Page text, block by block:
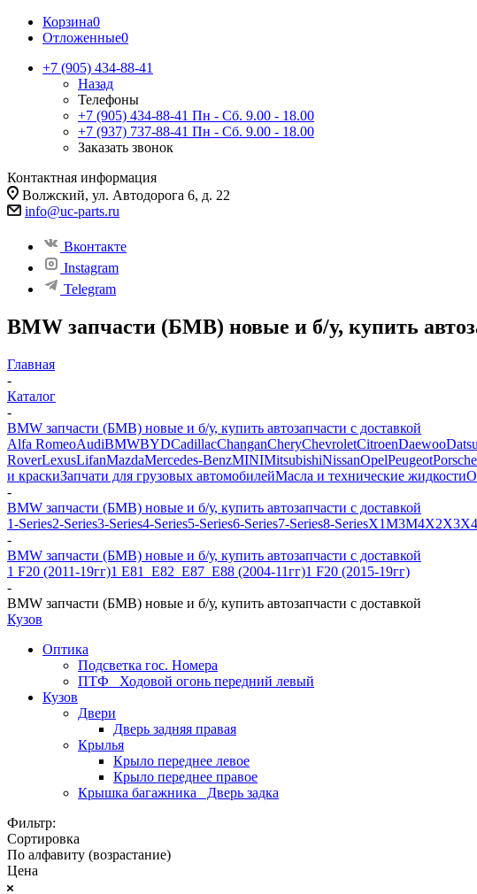
Корзина0
Отложенные0
+7 (905) 434-88-41
Назад
Телефоны
+7 (905) 434-88-41 Пн - Сб. 9.00 - 18.00
+7 (937) 737-88-41 Пн - Сб. 9.00 - 18.00
Заказать звонок
Контактная информация
Волжский, ул. Автодорога 6, д. 22
info@uc-parts.ru
Вконтакте
Instagram
Telegram
BMW запчасти (БМВ) новые и б/у, купить
Главная
-
Каталог
-
BMW запчасти (БМВ) новые и б/у, купить автозапчасти с доставкой
Alfa RomeoAudiBMWBYDCadillacChanganCheryChevroletCitroenDaewoo
RoverLexusLifanMazdaMercedes-BenzMINIMitsubishiNissanOpelPeugeotPorsche
и краскиЗапчати для грузовых автомобилейМасла и технические жидкости
-
BMW запчасти (БМВ) новые и б/у, купить автозапчасти с доставкой
1-Series2-Series3-Series4-Series5-Series6-Series7-Series8-SeriesX1M3M4X2X3X4
-
BMW запчасти (БМВ) новые и б/у, купить автозапчасти с доставкой
1 F20 (2011-19гг)1 E81_E82_E87_E88 (2004-11гг)1 F20 (2015-19гг)
-
BMW запчасти (БМВ) новые и б/у, купить автозапчасти с доставкой
Кузов
Оптика
Подсветка гос. Номера
ПТФ_ Ходовой огонь передний левый
Кузов
Двери
Дверь задняя правая
Крылья
Крыло переднее левое
Крыло переднее правое
Крышка багажника_ Дверь задка
Фильтр:
Сортировка
По алфавиту (возрастание)
Цена